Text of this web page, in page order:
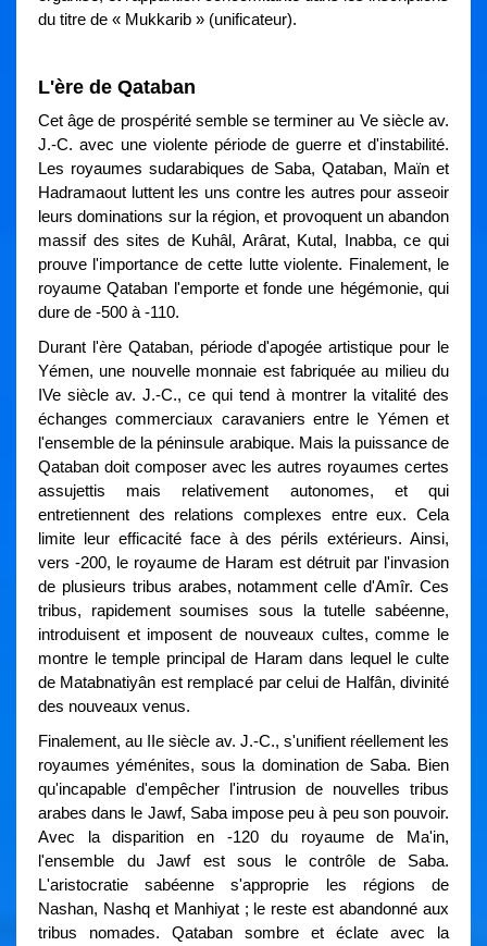
du titre de « Mukkarib » (unificateur).
L'ère de Qataban
Cet âge de prospérité semble se terminer au Ve siècle av.
J.-C. avec une violente période de guerre et d'instabilité.
Les royaumes sudarabiques de Saba, Qataban, Maïn et
Hadramaout luttent les uns contre les autres pour asseoir
leurs dominations sur la région, et provoquent un abandon
massif des sites de Kuhâl, Arârat, Kutal, Inabba, ce qui
prouve l'importance de cette lutte violente. Finalement, le
royaume Qataban l'emporte et fonde une hégémonie, qui
dure de ‑500 à -110.
Durant l'ère Qataban, période d'apogée artistique pour le
Yémen, une nouvelle monnaie est fabriquée au milieu du
IVe siècle av. J.-C., ce qui tend à montrer la vitalité des
échanges commerciaux caravaniers entre le Yémen et
l'ensemble de la péninsule arabique. Mais la puissance de
Qataban doit composer avec les autres royaumes certes
assujettis mais relativement autonomes, et qui
entretiennent des relations complexes entre eux. Cela
limite leur efficacité face à des périls extérieurs. Ainsi,
vers -200, le royaume de Haram est détruit par l'invasion
de plusieurs tribus arabes, notamment celle d'Amîr. Ces
tribus, rapidement soumises sous la tutelle sabéenne,
introduisent et imposent de nouveaux cultes, comme le
montre le temple principal de Haram dans lequel le culte
de Matabnatiyân est remplacé par celui de Halfân, divinité
des nouveaux venus.
Finalement, au IIe siècle av. J.-C., s'unifient réellement les
royaumes yéménites, sous la domination de Saba. Bien
qu'incapable d'empêcher l'intrusion de nouvelles tribus
arabes dans le Jawf, Saba impose peu à peu son pouvoir.
Avec la disparition en -120 du royaume de Ma'in,
l'ensemble du Jawf est sous le contrôle de Saba.
L'aristocratie sabéenne s'approprie les régions de
Nashan, Nashq et Manhiyat ; le reste est abandonné aux
tribus nomades. Qataban sombre et éclate avec la